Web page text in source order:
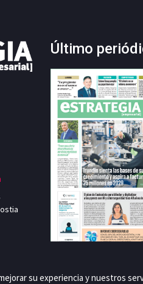
Último
su experiencia y nuestros